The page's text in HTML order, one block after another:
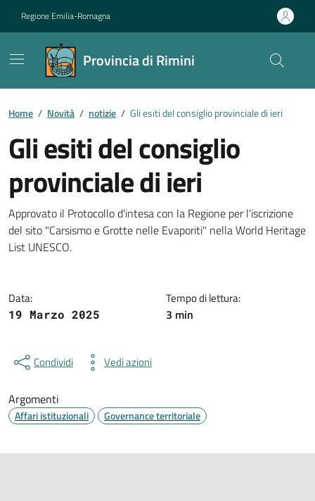
Regione Emilia-Romagna
Provincia di Rimini
Contenuti in evidenza
Home / Novità / notizie / Gli esiti del consiglio provinciale di ieri
Gli esiti del consiglio
provinciale di ieri
Dettagli della notizia
Approvato il Protocollo d'intesa con la Regione per l'iscrizione
del sito "Carsismo e Grotte nelle Evaporiti" nella World Heritage
List UNESCO.
Data:
19 Marzo 2025
Tempo di lettura:
3 min
Condividi Vedi azioni
Argomenti
Affari istituzionali Governance territoriale